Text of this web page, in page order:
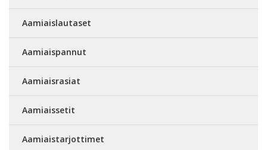
Aamiaislautaset
Aamiaispannut
Aamiaisrasiat
Aamiaissetit
Aamiaistarjottimet